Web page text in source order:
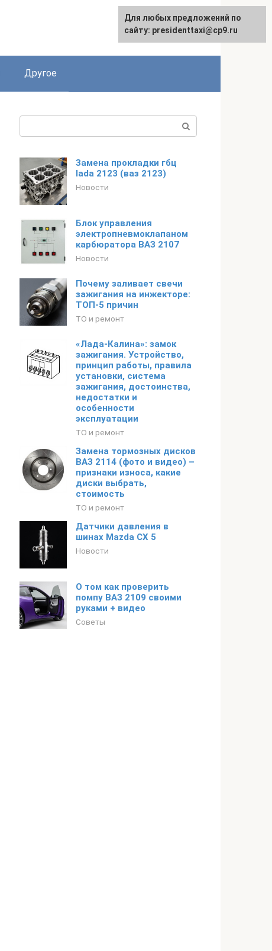
Другое
Замена прокладки гбц
lada 2123 (ваз 2123)
Новости
Блок управления
электропневмоклапаном
карбюратора ВАЗ 2107
Новости
Почему заливает свечи
зажигания на инжекторе:
ТОП-5 причин
ТО и ремонт
«Лада-Калина»: замок
зажигания. Устройство,
принцип работы, правила
установки, система
зажигания, достоинства,
недостатки и
особенности
эксплуатации
ТО и ремонт
Замена тормозных дисков
ВАЗ 2114 (фото и видео) –
признаки износа, какие
диски выбрать,
стоимость
ТО и ремонт
Датчики давления в
шинах Mazda CX 5
Новости
О том как проверить
помпу ВАЗ 2109 своими
руками + видео
Советы
Для любых предложений по
сайту: presidenttaxi@cp9.ru